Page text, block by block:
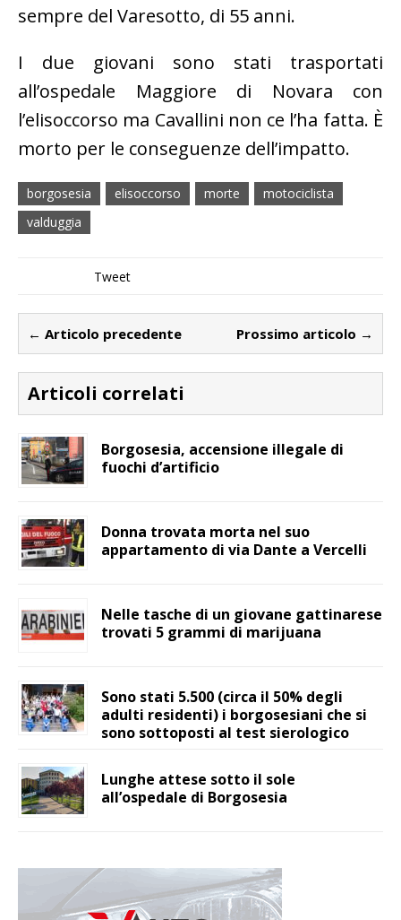
sempre del Varesotto, di 55 anni.
I due giovani sono stati trasportati
all’ospedale Maggiore di Novara con
l’elisoccorso ma Cavallini non ce l’ha fatta. È
morto per le conseguenze dell’impatto.
borgosesia elisoccorso morte
motociclista
valduggia
Tweet
← Articolo precedente Prossimo articolo →
Articoli correlati
Borgosesia, accensione illegale di
fuochi d’artificio
Donna trovata morta nel suo
appartamento di via Dante a Vercelli
Nelle tasche di un giovane gattinarese
trovati 5 grammi di marijuana
Sono stati 5.500 (circa il 50% degli
adulti residenti) i borgosesiani che si
sono sottoposti al test sierologico
Lunghe attese sotto il sole
all’ospedale di Borgosesia